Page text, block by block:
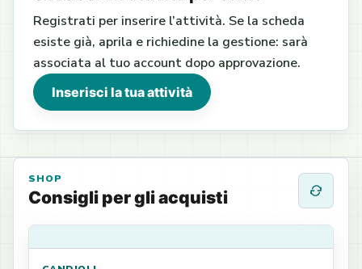
Registrati per inserire l’attività. Se la scheda
esiste già, aprila e richiedine la gestione: sarà
associata al tuo account dopo approvazione.
Inserisci la tua attività
SHOP
Consigli per gli acquisti